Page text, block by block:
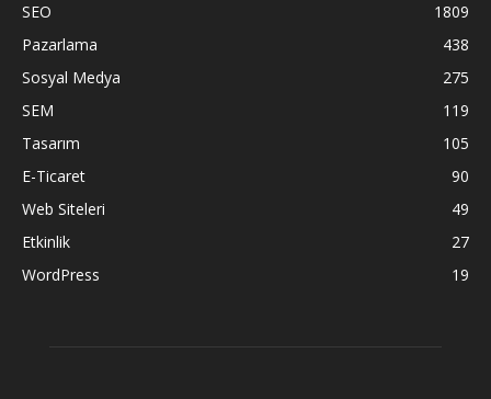
SEO
1809
Pazarlama
438
Sosyal Medya
275
SEM
119
Tasarım
105
E-Ticaret
90
Web Siteleri
49
Etkinlik
27
WordPress
19